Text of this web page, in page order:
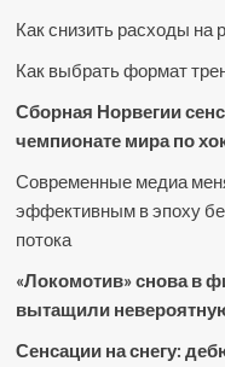
Как снизить расходы на
Как выбрать формат
Сборная Норвегии
чемпионате мира по
Современные медиа
эффективным в эпоху
потока
«Локомотив» снова в
вытащили
Сенсации на снегу: